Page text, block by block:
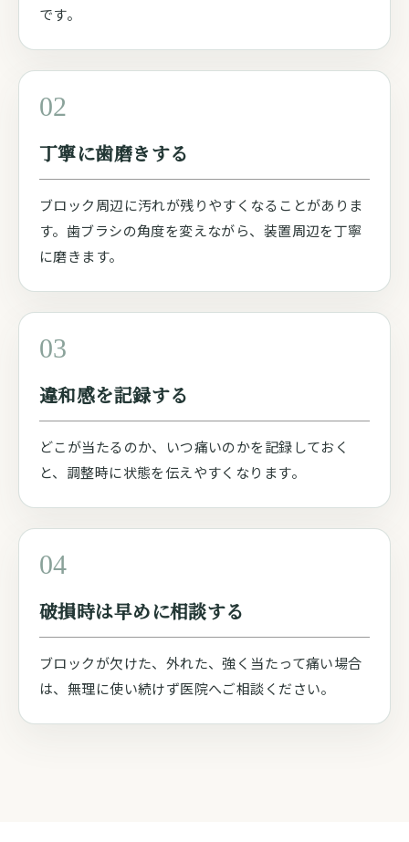
です。
02
丁寧に歯磨きする
ブロック周辺に汚れが残りやすくなることがありま
す。歯ブラシの角度を変えながら、装置周辺を丁寧
に磨きます。
03
違和感を記録する
どこが当たるのか、いつ痛いのかを記録しておく
と、調整時に状態を伝えやすくなります。
04
破損時は早めに相談する
ブロックが欠けた、外れた、強く当たって痛い場合
は、無理に使い続けず医院へご相談ください。